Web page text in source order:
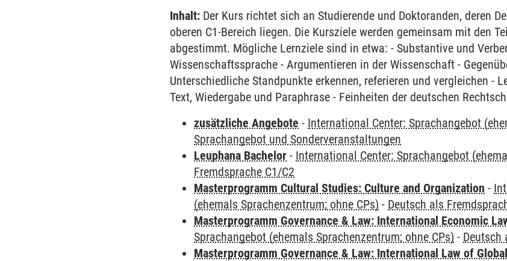
Inhalt: Der Kurs richtet sich an Studierende und Doktoranden, deren
oberen C1-Bereich liegen. Die Kursziele werden gemeinsam mit den
abgestimmt. Mögliche Lernziele sind in etwa: - Substantive und
Wissenschaftssprache - Argumentieren in der Wissenschaft -
Unterschiedliche Standpunkte erkennen, referieren und vergleichen -
Text, Wiedergabe und Paraphrase - Feinheiten der deutschen
zusätzliche Angebote - International Center: Sprachangebot
Sprachangebot und Sonderveranstaltungen
Leuphana Bachelor - International Center: Sprachangebot
Fremdsprache C1/C2
Masterprogramm Cultural Studies: Culture and Organization -
(ehemals Sprachenzentrum; ohne CPs) - Deutsch als
Masterprogramm Governance & Law: International Economic
Sprachangebot (ehemals Sprachenzentrum; ohne CPs) - Deutsch
Masterprogramm Governance & Law: International Law of